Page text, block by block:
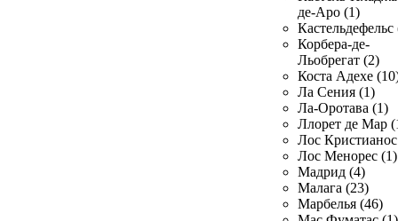
де-Аро (1)
Кастельдефельс
Корбера-де-
Льобрегат (2)
Коста Адехе
Ла Сения (1)
Ла-Оротава (1)
Ллорет де Мар
Лос
Лос Менорес (1)
Мадрид (4)
Малага (23)
Марбелья (46)